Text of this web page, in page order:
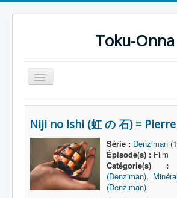
Toku-Onna
Basculer
la
Accueil
Toku-Actrices
Toku-Critiques
Séries
Films
Niji no Ishi (虹 の 石) =
Série : Denziman
Épisode(s) :Film
Catégorie(s) :
(Denziman),
(Denziman)